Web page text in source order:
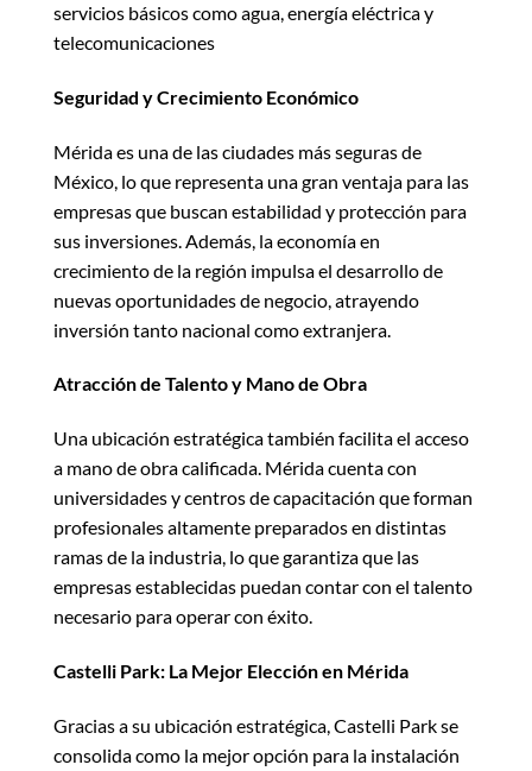
servicios básicos como agua, energía eléctrica y
telecomunicaciones
Seguridad y Crecimiento Económico
Mérida es una de las ciudades más seguras de
México, lo que representa una gran ventaja para las
empresas que buscan estabilidad y protección para
sus inversiones. Además, la economía en
crecimiento de la región impulsa el desarrollo de
nuevas oportunidades de negocio, atrayendo
inversión tanto nacional como extranjera.
Atracción de Talento y Mano de Obra
Una ubicación estratégica también facilita el acceso
a mano de obra calificada. Mérida cuenta con
universidades y centros de capacitación que forman
profesionales altamente preparados en distintas
ramas de la industria, lo que garantiza que las
empresas establecidas puedan contar con el talento
necesario para operar con éxito.
Castelli Park: La Mejor Elección en Mérida
Gracias a su ubicación estratégica, Castelli Park se
consolida como la mejor opción para la instalación